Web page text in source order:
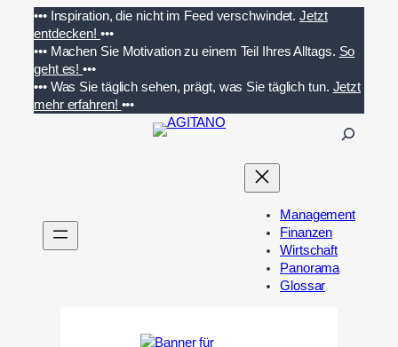
Inhalt
springen
••• Inspiration, die nicht im Feed verschwindet. Jetzt
entdecken! •••
••• Machen Sie Motivation zu einem Teil Ihres Alltags. So
geht es!•••
••• Was Sie täglich sehen, prägt, was Sie täglich tun. Jetzt
mehr erfahren! •••
n
Management
Finanzen
Wirtschaft
Panorama
Glossar